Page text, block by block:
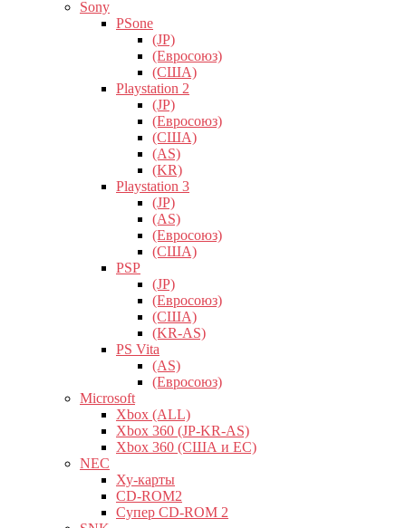
Sony
PSone
(JP)
(Евросоюз)
(США)
Playstation 2
(JP)
(Евросоюз)
(США)
(AS)
(KR)
Playstation 3
(JP)
(AS)
(Евросоюз)
(США)
PSP
(JP)
(Евросоюз)
(США)
(KR-AS)
PS Vita
(AS)
(Евросоюз)
Microsoft
Xbox (ALL)
Xbox 360 (JP-KR-AS)
Xbox 360 (США и ЕС)
NEC
Ху-карты
CD-ROM2
Супер CD-ROM 2